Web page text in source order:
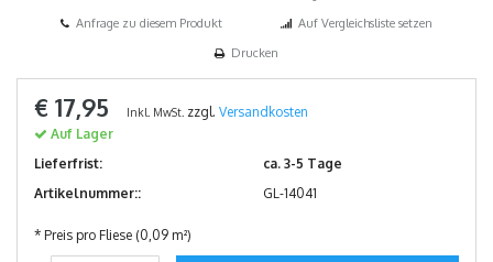
Anfrage zu diesem Produkt
Auf Vergleichsliste setzen
Drucken
€ 17,95 Inkl. MwSt. zzgl. Versandkosten
Auf Lager
Lieferfrist:
ca. 3-5 Tage
Artikelnummer::
GL-14041
* Preis pro Fliese (0,09 m²)